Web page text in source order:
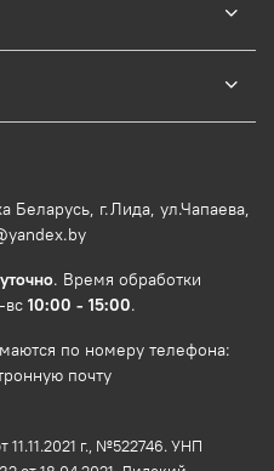
Беларусь, г.Лида, ул.Чапаева,
. Время обработки
вс 10:00 - 15:00.
по номеру телефона:
почту
11.11.2021 г., №522746. УНП